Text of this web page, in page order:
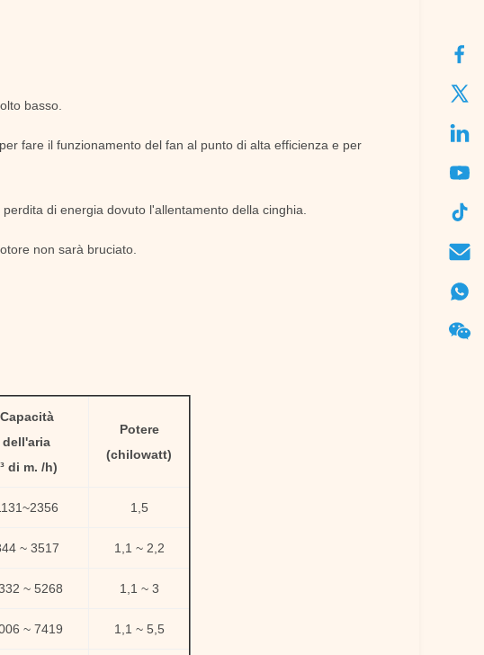
basso.
fare il funzionamento del fan al punto di alta efficienza e per
di energia dovuto l'allentamento della cinghia.
non sarà bruciato.
Capacità
dell'aria
³ di m. /h)
Potere
(chilowatt)
~2356 1,5
~ 3517 1,1 ~ 2,2
~ 5268 1,1 ~ 3
~ 7419 1,1 ~ 5,5